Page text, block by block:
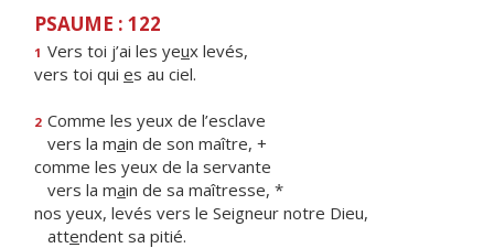
PSAUME : 122
1 Vers toi j’ai les yeux levés,
vers toi qui es au ciel.
2 Comme les yeux de l’esclave
vers la main de son maître, +
comme les yeux de la servante
vers la main de sa maîtresse, *
nos yeux, levés vers le Seigneur notre Dieu,
attendent sa pitié.